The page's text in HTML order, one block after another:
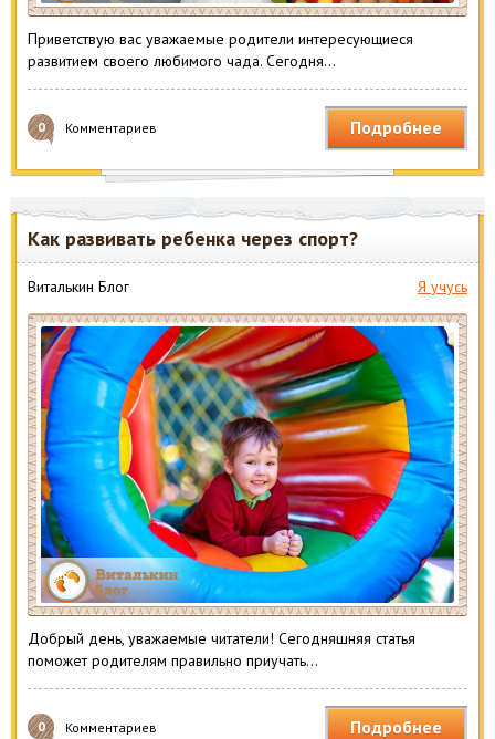
Приветствую вас уважаемые родители интересующиеся
развитием своего любимого чада. Сегодня…
0 Комментариев Подробнее
Как развивать ребенка через спорт?
Виталькин Блог Я учусь
Добрый день, уважаемые читатели! Сегодняшняя статья
поможет родителям правильно приучать…
0 Комментариев Подробнее